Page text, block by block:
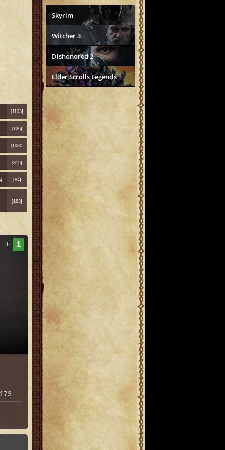
Skyrim
Witcher 3
Dishonored 2
Elder Scrolls Legends
[1103]
[126]
[1080]
[315]
[84]
[183]
+ 1